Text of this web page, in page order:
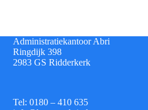
Administratiekantoor Abri
Ringdijk 398
2983 GS Ridderkerk
Tel: 0180 – 410 635